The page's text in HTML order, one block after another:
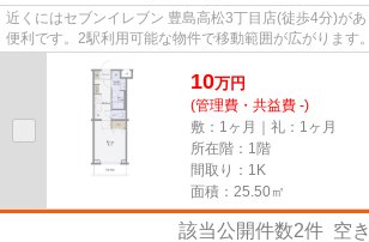
近くにはセブンイレブン 豊島高松3丁目店(徒歩4分)が
便利です。2駅利用可能な物件で移動範囲が広がります
10万円
(管理費・共益費 -)
敷：1ヶ月｜礼：1ヶ月
所在階：1階
間取り：1K
面積：25.50㎡
該当公開件数2件 空